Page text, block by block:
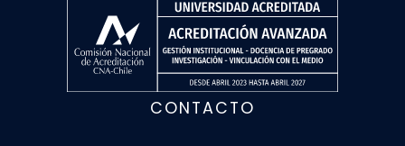
CONTACTO